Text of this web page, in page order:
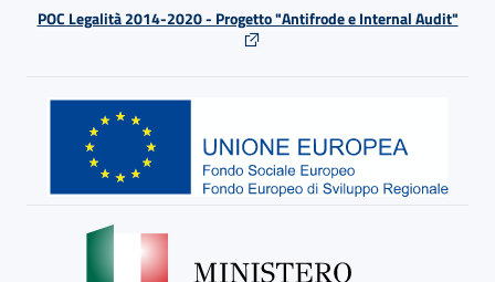
POC Legalità 2014-2020 - Progetto "Antifrode e Internal Audit"